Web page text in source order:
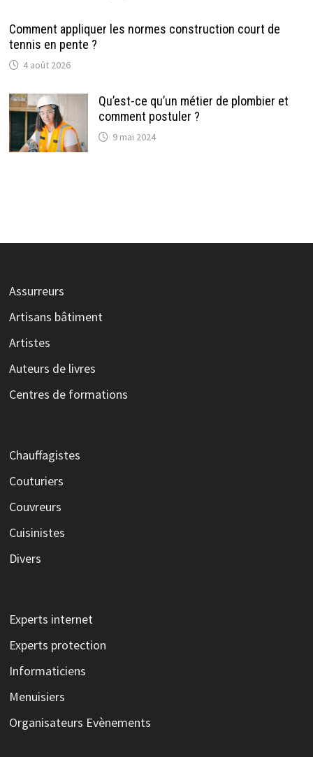
Comment appliquer les normes construction court de
tennis en pente ?
4 août 2026
Qu’est-ce qu’un métier de plombier et
comment postuler ?
9 mai 2024
Assurreurs
Artisans bâtiment
Artistes
Auteurs de livres
Centres de formations
Chauffagistes
Couturiers
Couvreurs
Cuisinistes
Divers
Experts internet
Experts protection
Informaticiens
Menuisiers
Organisateurs Evènements